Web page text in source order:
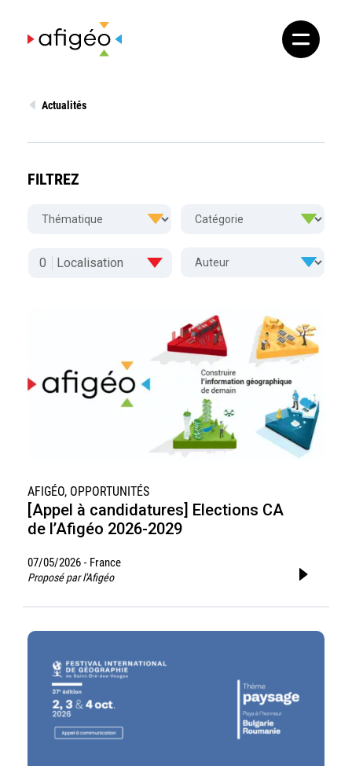
content
Actualités
FILTREZ
0 Localisation
AFIGÉO, OPPORTUNITÉS
[Appel à candidatures] Elections CA
de l’Afigéo 2026-2029
07/05/2026 - France
Proposé par l'Afigéo